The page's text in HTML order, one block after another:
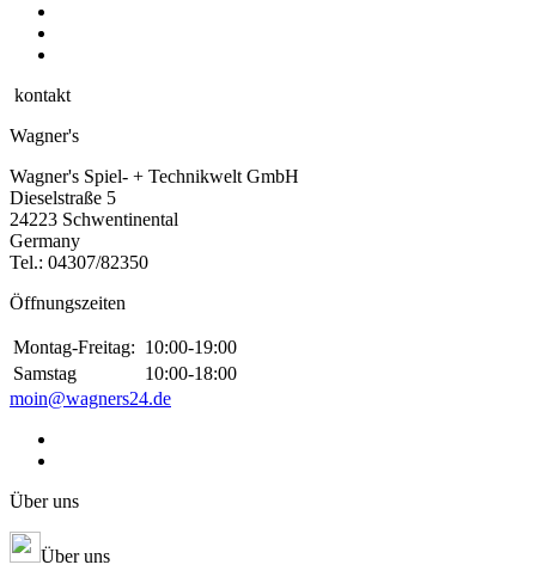
kontakt
Wagner's
Wagner's Spiel- + Technikwelt GmbH
Dieselstraße 5
24223 Schwentinental
Germany
Tel.: 04307/82350
Öffnungszeiten
Montag-Freitag: 10:00-19:00
Samstag
10:00-18:00
moin@wagners24.de
Über uns
Über uns